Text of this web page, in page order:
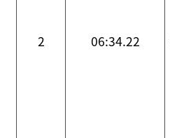
2 06:34.22